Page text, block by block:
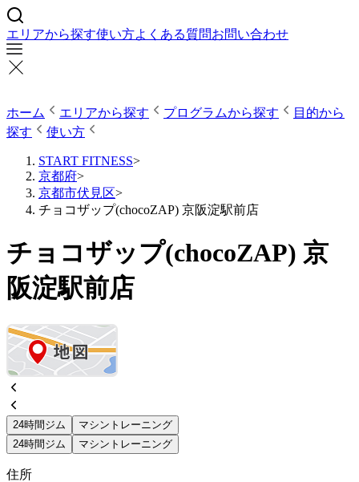
エリアから探す使い方よくある質問お問い合わせ
ホーム エリアから探す プログラムから探す
目的から
探す
使い方
START FITNESS>
京都府>
京都市伏見区>
チョコザップ(chocoZAP) 京阪淀駅前店
チョコザップ(chocoZAP) 京
阪淀駅前店
24時間ジム
マシントレーニング
24時間ジム
マシントレーニング
住所